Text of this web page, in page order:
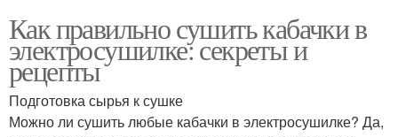
Как правильно сушить кабачки в
электросушилке: секреты и
рецепты
Подготовка сырья к сушке
Можно ли сушить любые кабачки в электросушилке? Да,